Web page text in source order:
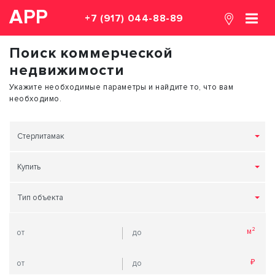
АРР +7 (917) 044-88-89
Поиск коммерческой
недвижимости
Укажите необходимые параметры и найдите то, что вам
необходимо.
Стерлитамак
Купить
Тип объекта